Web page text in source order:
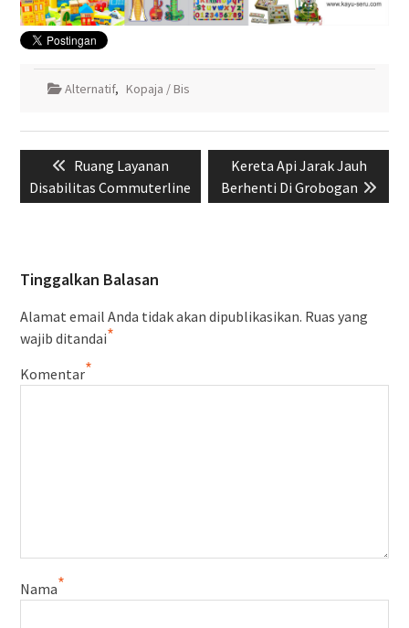
Alternatif, Kopaja / Bis
Previous
post:
Ruang Layanan
Disabilitas Commuterline
Next
post:
Kereta Api Jarak Jauh
Berhenti Di Grobogan
Tinggalkan Balasan
Alamat email Anda tidak akan dipublikasikan. Ruas yang
wajib ditandai*
Komentar*
Nama*